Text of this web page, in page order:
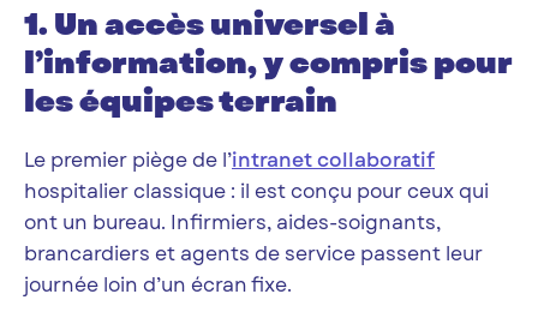
1. Un accès universel à
l’information, y compris pour
les équipes terrain
Le premier piège de l’intranet collaboratif
hospitalier classique : il est conçu pour ceux qui
ont un bureau. Infirmiers, aides-soignants,
brancardiers et agents de service passent leur
journée loin d’un écran fixe.